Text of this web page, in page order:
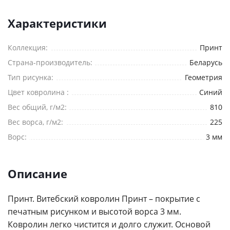
Характеристики
Коллекция:
Принт
Страна-производитель:
Беларусь
Тип рисунка:
Геометрия
Цвет ковролина :
Синий
Вес общий, г/м2:
810
Вес ворса, г/м2:
225
Ворс:
3 мм
Описание
Принт. Витебский ковролин Принт – покрытие с
печатным рисунком и высотой ворса 3 мм.
Ковролин легко чистится и долго служит. Основой
*— Обязательные поля
Отправить